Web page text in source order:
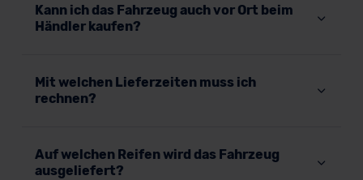
Kann ich das Fahrzeug auch vor Ort beim
Händler kaufen?
Mit welchen Lieferzeiten muss ich
rechnen?
Auf welchen Reifen wird das Fahrzeug
ausgeliefert?